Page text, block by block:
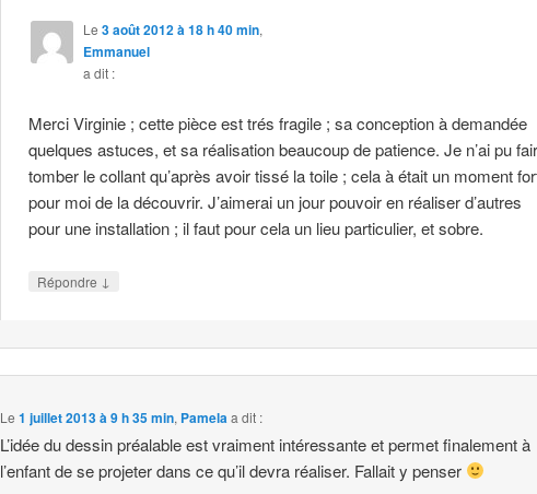
Le 3 août 2012 à 18 h 40 min,
Emmanuel
a dit :
Merci Virginie ; cette pièce est trés fragile ; sa conception à demandée
quelques astuces, et sa réalisation beaucoup de patience. Je n’ai pu
tomber le collant qu’après avoir tissé la toile ; cela à était un moment
pour moi de la découvrir. J’aimerai un jour pouvoir en réaliser d’autres
pour une installation ; il faut pour cela un lieu particulier, et sobre.
Répondre ↓
Le1 juillet 2013 à 9 h 35 min, Pamela a dit :
L’idée du dessin préalable est vraiment intéressante et permet finalement à
l’enfant de se projeter dans ce qu’il devra réaliser. Fallait y penser